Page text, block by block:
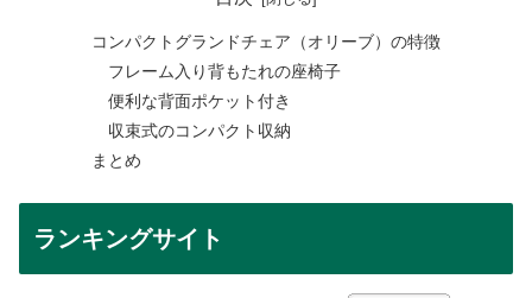
コンパクトグランドチェア（オリーブ）の特徴
フレーム入り背もたれの座椅子
便利な背面ポケット付き
収束式のコンパクト収納
まとめ
ランキングサイト